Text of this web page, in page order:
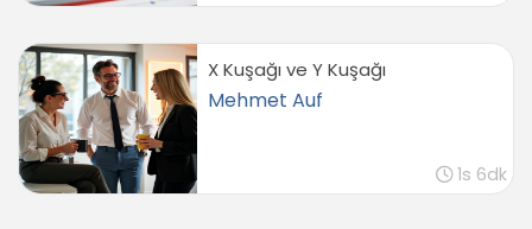
X Kuşağı ve Y Kuşağı
Mehmet Auf
1s 6dk